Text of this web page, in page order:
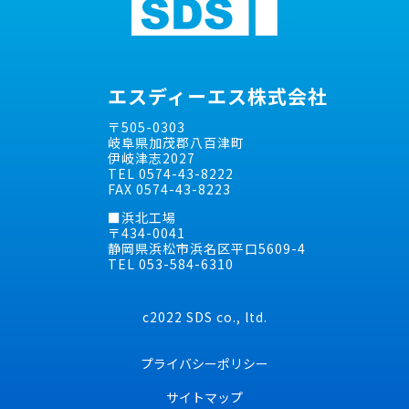
エスディーエス株式会社
〒505-0303
岐阜県加茂郡八百津町
伊岐津志2027
TEL 0574-43-8222
FAX 0574-43-8223
■浜北工場
〒434-0041
静岡県浜松市浜名区平口5609-4
TEL 053-584-6310
c2022 SDS co., ltd.
プライバシーポリシー
サイトマップ